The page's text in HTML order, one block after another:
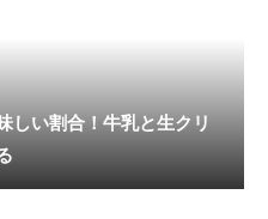
しい割合！牛乳と生クリ